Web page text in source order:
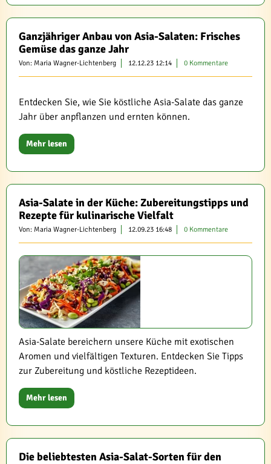
Ganzjähriger Anbau von Asia-Salaten: Frisches
Gemüse das ganze Jahr
Von: Maria Wagner-Lichtenberg 12.12.23 12:14 0 Kommentare
Entdecken Sie, wie Sie köstliche Asia-Salate das ganze
Jahr über anpflanzen und ernten können.
Mehr lesen
Asia-Salate in der Küche: Zubereitungstipps und
Rezepte für kulinarische Vielfalt
Von: Maria Wagner-Lichtenberg 12.09.23 16:48 0 Kommentare
Asia-Salate bereichern unsere Küche mit exotischen
Aromen und vielfältigen Texturen. Entdecken Sie Tipps
zur Zubereitung und köstliche Rezeptideen.
Mehr lesen
Die beliebtesten Asia-Salat-Sorten für den